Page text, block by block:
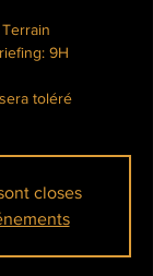
9H
toléré
closes